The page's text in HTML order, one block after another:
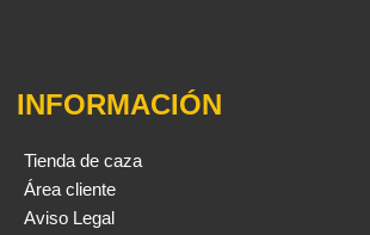
INFORMACIÓN
Tienda de caza
Área cliente
Aviso Legal